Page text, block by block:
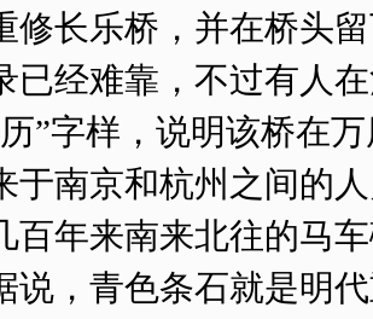
修长乐桥，并在桥头
已经难靠，不过有人
”字样，说明该桥在
于南京和杭州之间的
百年来南来北往的马
说，青色条石就是明